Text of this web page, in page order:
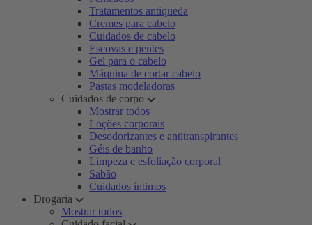
Tratamentos antiqueda
Cremes para cabelo
Cuidados de cabelo
Escovas e pentes
Gel para o cabelo
Máquina de cortar cabelo
Pastas modeladoras
Cuidados de corpo
Mostrar todos
Loções corporais
Desodorizantes e antitranspirantes
Géis de banho
Limpeza e esfoliação corporal
Sabão
Cuidados íntimos
Drogaria
Mostrar todos